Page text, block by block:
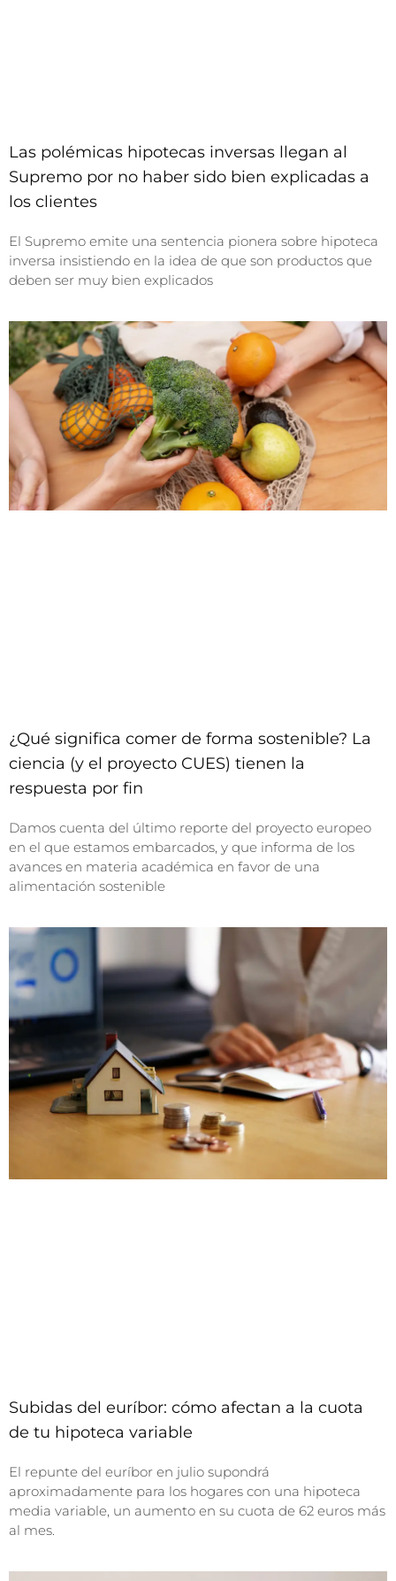
Las polémicas hipotecas inversas llegan al
Supremo por no haber sido bien explicadas a
los clientes
El Supremo emite una sentencia pionera sobre hipoteca
inversa insistiendo en la idea de que son productos que
deben ser muy bien explicados
¿Qué significa comer de forma sostenible? La
ciencia (y el proyecto CUES) tienen la
respuesta por fin
Damos cuenta del último reporte del proyecto europeo
en el que estamos embarcados, y que informa de los
avances en materia académica en favor de una
alimentación sostenible
Subidas del euríbor: cómo afectan a la cuota
de tu hipoteca variable
El repunte del euríbor en julio supondrá
aproximadamente para los hogares con una hipoteca
media variable, un aumento en su cuota de 62 euros más
al mes.